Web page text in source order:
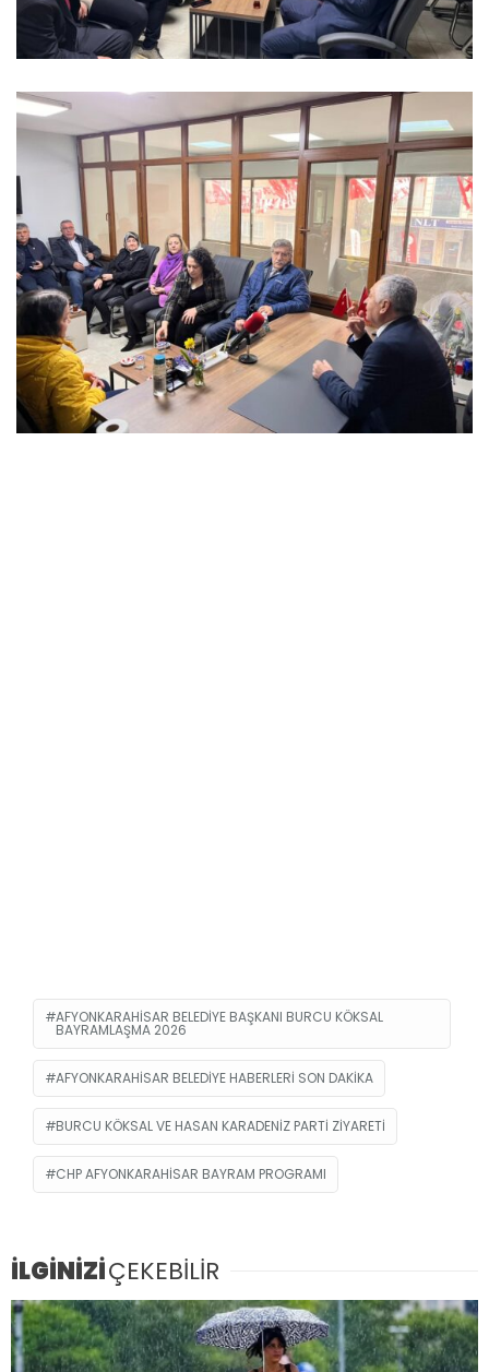
AFYONKARAHISAR BELEDIYE BAŞKANI BURCU KÖKSAL
BAYRAMLAŞMA 2026
AFYONKARAHISAR BELEDIYE HABERLERI SON DAKIKA
BURCU KÖKSAL VE HASAN KARADENIZ PARTI ZIYARETI
CHP AFYONKARAHISAR BAYRAM PROGRAMI
İLGİNİZİÇEKEBİLİR